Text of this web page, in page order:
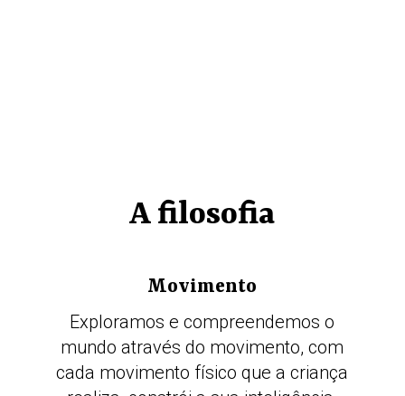
A filosofia
Movimento
Exploramos e compreendemos o
mundo através do movimento, com
cada movimento físico que a criança